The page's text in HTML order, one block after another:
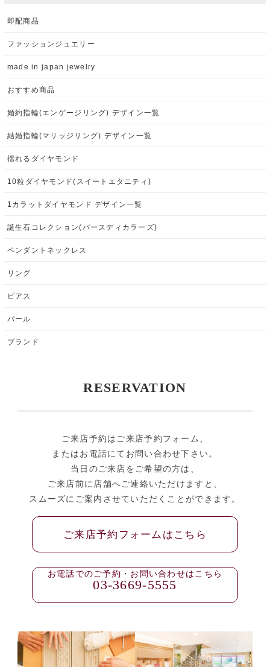
即配商品
ファッションジュエリー
made in japan jewelry
おすすめ商品
婚約指輪(エンゲージリング) デザイン一覧
結婚指輪(マリッジリング) デザイン一覧
揺れるダイヤモンド
10粒ダイヤモンド(スイートエタニティ)
1カラットダイヤモンド デザイン一覧
誕生石コレクション(バースディカラーズ)
ペンダントネックレス
リング
ピアス
パール
ブランド
RESERVATION
ご来店予約はご来店予約フォーム、
またはお電話にてお問い合わせ下さい。
当日のご来店をご希望の方は、
ご来店前に店舗へご連絡いただけますと、
スムーズにご案内させていただくことができます。
ご来店予約フォームはこちら
お電話でのご予約・お問い合わせはこちら
03-3669-5555